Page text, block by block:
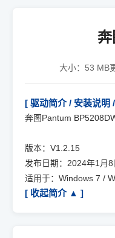
大小： 53 MB
[ 驱动简介 / 安装说
奔图Pantum
版本：V1.2.15
发布日期：2024年1月8
适用于：Windows 7 /
[ 收起简介 ▲ ]